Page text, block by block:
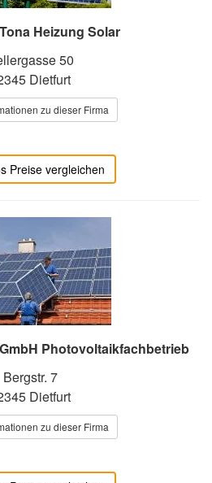
Heizung Solar
50
Dietfurt
zu dieser Firma
Preise vergleichen
Photovoltaikfachbetrieb
Bergstr. 7
Dietfurt
zu dieser Firma